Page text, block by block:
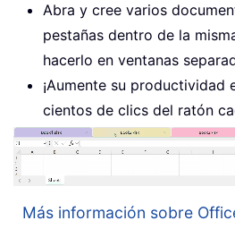
Abra y cree varios
pestañas dentro de la
hacerlo en ventanas
¡Aumente su productividad
cientos de clics del ratón
Más información sobre